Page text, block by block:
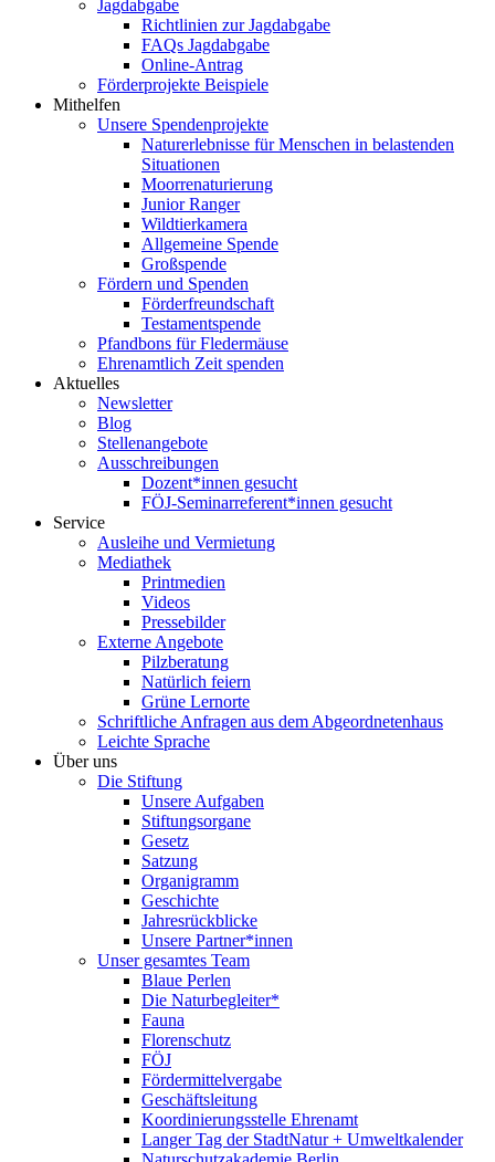
Jagdabgabe
Richtlinien zur Jagdabgabe
FAQs Jagdabgabe
Online-Antrag
Förderprojekte Beispiele
Mithelfen
Unsere Spendenprojekte
Naturerlebnisse für Menschen in belastenden
Situationen
Moorrenaturierung
Junior Ranger
Wildtierkamera
Allgemeine Spende
Großspende
Fördern und Spenden
Förderfreundschaft
Testamentspende
Pfandbons für Fledermäuse
Ehrenamtlich Zeit spenden
Aktuelles
Newsletter
Blog
Stellenangebote
Ausschreibungen
Dozent*innen gesucht
FÖJ-Seminarreferent*innen gesucht
Service
Ausleihe und Vermietung
Mediathek
Printmedien
Videos
Pressebilder
Externe Angebote
Pilzberatung
Natürlich feiern
Grüne Lernorte
Schriftliche Anfragen aus dem Abgeordnetenhaus
Leichte Sprache
Über uns
Die Stiftung
Unsere Aufgaben
Stiftungsorgane
Gesetz
Satzung
Organigramm
Geschichte
Jahresrückblicke
Unsere Partner*innen
Unser gesamtes Team
Blaue Perlen
Die Naturbegleiter*
Fauna
Florenschutz
FÖJ
Fördermittelvergabe
Geschäftsleitung
Koordinierungsstelle Ehrenamt
Langer Tag der StadtNatur + Umweltkalender